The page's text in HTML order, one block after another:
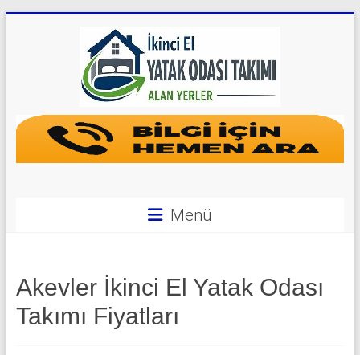
Yatak
Odası
|
0
Menü
Akevler İkinci El Yatak Odası
Takımı Fiyatları